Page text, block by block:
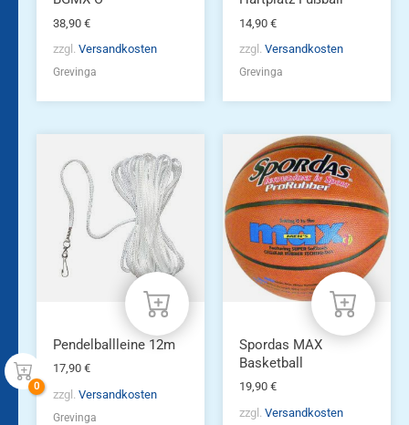
38,90 €
zzgl. Versandkosten
Grevinga
14,90 €
zzgl. Versandkosten
Grevinga
Pendelballleine 12m
17,90 €
zzgl. Versandkosten
Grevinga
Spordas MAX
Basketball
19,90 €
zzgl. Versandkosten